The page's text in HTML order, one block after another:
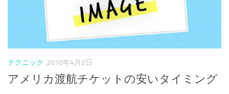
テクニック 2010年4月2日
アメリカ渡航チケットの安いタイミング